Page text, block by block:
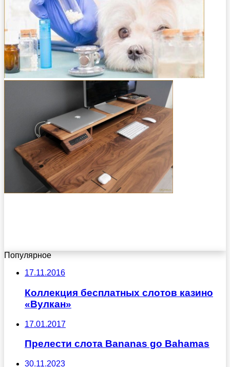
Популярное
17.11.2016
Коллекция бесплатных слотов казино
«Вулкан»
17.01.2017
Прелести слота Bananas go Bahamas
30.11.2023